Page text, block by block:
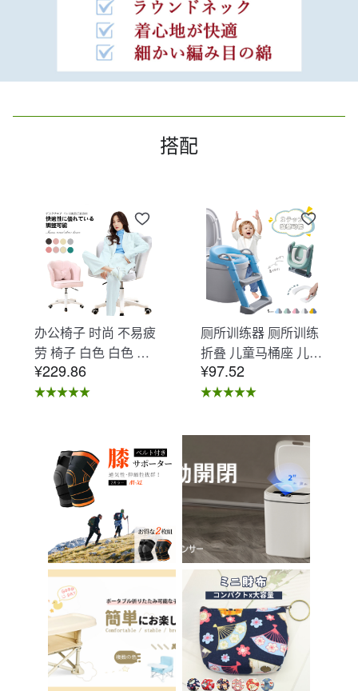
搭配
办公椅子 时尚 不易疲
劳 椅子 白色 白色 办
公椅子 不易疲劳 学习
椅 北欧 儿童 椅子 学
椅子 在家办公 Asher
Brilliant C-56
¥229.86
厕所训练器 厕所训练
折叠 儿童马桶座 儿童
马桶辅助 收纳式马桶
座 小孩马桶座 儿童厕
女孩 儿童 孩子 儿童
马桶训练 免邮 踏步器
厕所
¥97.52